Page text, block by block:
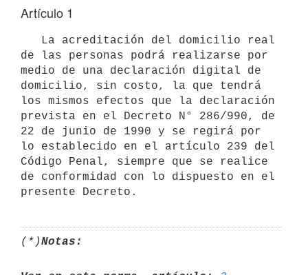
Artículo 1
de las personas podrá realizarse por
medio de una declaración digital de
domicilio, sin costo, la que tendrá
los mismos efectos que la declaración
prevista en el Decreto N° 286/990, de
22 de junio de 1990 y se regirá por
lo establecido en el artículo 239 del
Código Penal, siempre que se realice
de conformidad con lo dispuesto en el
(*)Notas: